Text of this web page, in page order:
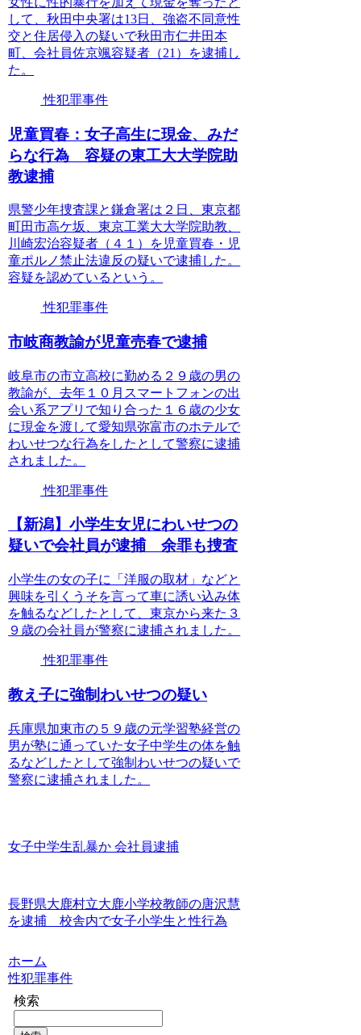
して、秋田中央署は13日、強盗不同意性
交と住居侵入の疑いで秋田市仁井田本
町、会社員佐京颯容疑者（21）を逮捕し
た。
性犯罪事件
児童買春：女子高生に現金、みだ
らな行為 容疑の東工大大学院助
教逮捕
県警少年捜査課と鎌倉署は２日、東京都
町田市高ケ坂、東京工業大大学院助教、
川崎宏治容疑者（４１）を児童買春・児
童ポルノ禁止法違反の疑いで逮捕した。
容疑を認めているという。
性犯罪事件
市岐商教諭が児童売春で逮捕
岐阜市の市立高校に勤める２９歳の男の
教諭が、去年１０月スマートフォンの出
会い系アプリで知り合った１６歳の少女
に現金を渡して愛知県弥富市のホテルで
わいせつな行為をしたとして警察に逮捕
されました。
性犯罪事件
【新潟】小学生女児にわいせつの
疑いで会社員が逮捕 余罪も捜査
小学生の女の子に「洋服の取材」などと
興味を引くうそを言って車に誘い込み体
を触るなどしたとして、東京から来た３
９歳の会社員が警察に逮捕されました。
性犯罪事件
教え子に強制わいせつの疑い
兵庫県加東市の５９歳の元学習塾経営の
男が塾に通っていた女子中学生の体を触
るなどしたとして強制わいせつの疑いで
警察に逮捕されました。
女子中学生乱暴か 会社員逮捕
長野県大鹿村立大鹿小学校教師の唐沢慧
を逮捕 校舎内で女子小学生と性行為
ホーム
性犯罪事件
検索